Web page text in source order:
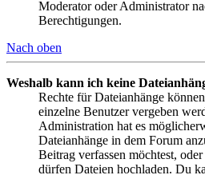
Moderator oder Administrator
Berechtigungen.
Nach oben
Weshalb kann ich keine
Rechte für Dateianhänge
einzelne Benutzer vergeben
Administration hat es
Dateianhänge in dem Forum
Beitrag verfassen möchtest,
dürfen Dateien hochladen. Du